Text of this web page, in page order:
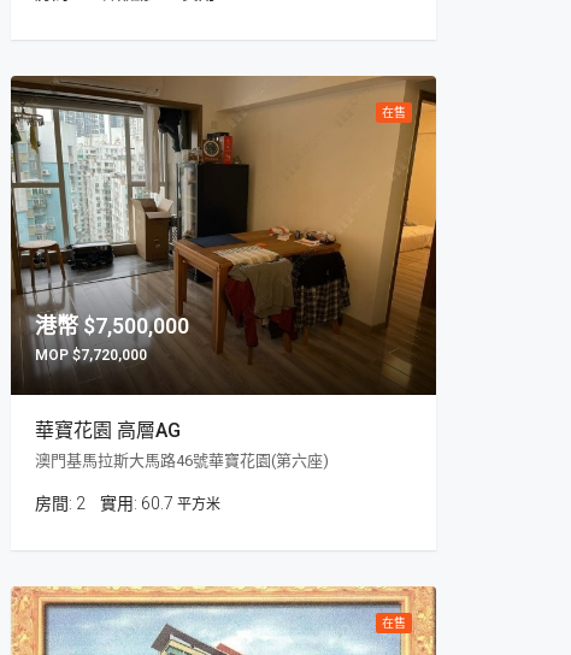
在售
$7,500,000
$7,720,000
華寶花園 高層AG
澳門基馬拉斯大馬路46號華寶花園(第六座)
房間: 2 60.7 平方米
在售